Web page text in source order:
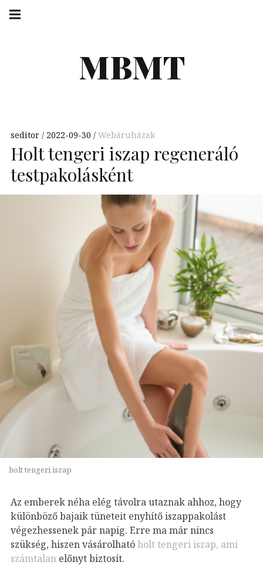
Skip
MBMT
navigation
seditor 2022-09-30 Webáruházak
Holt tengeri iszap regeneráló
testpakolásként
holt tengeri iszap
Az emberek néha elég távolra utaznak ahhoz, hogy
különböző bajaik tüneteit enyhítő iszappakolást
végezhessenek pár napig. Erre ma már nincs
szükség, hiszen vásárolhatóholt tengeri iszap, ami
számtalan előnyt biztosít.